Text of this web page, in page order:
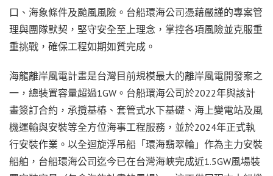
口、海象條件及颱風風險。台船環海公司憑藉嚴謹的專案管
理與團隊默契，堅守安全至上理念，掌控各項風險並克服重
重挑戰，確保工程如期如質完成。
海龍離岸風電計畫是台灣目前規模最大的離岸風電開發案之
一，總裝置容量超過1GW。台船環海公司於2022年與該計
畫簽訂合約，承攬基樁、套管式水下基礎、海上變電站及風
機運輸與安裝等全方位海事工程服務，並於2024年正式執
行安裝作業。以全迴旋浮吊船「環海翡翠輪」作為主力安裝
船舶，台船環海公司迄今已在台灣海峽完成近1.5GW風場裝